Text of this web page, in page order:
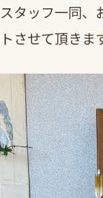
スタッフ一同、
トさせて頂きま